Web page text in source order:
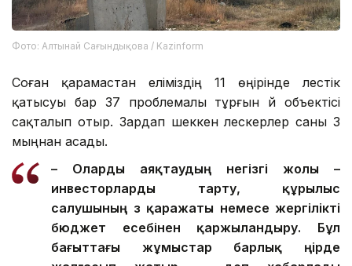
Фото: Алтынай Сағындықова / Kazinform
Соған қарамастан еліміздің 11 өңірінде үлестік
қатысуы бар 37 проблемалы тұрғын үй объектісі
сақталып отыр. Зардап шеккен үлескерлер саны 3
мыңнан асады.
– Оларды аяқтаудың негізгі жолы –
инвесторларды тарту, құрылыс
салушының өз қаражаты немесе жергілікті
бюджет есебінен қаржыландыру. Бұл
бағыттағы жұмыстар барлық өңірде